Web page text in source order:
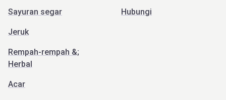
Sayuran segar
Jeruk
Rempah-rempah &;
Herbal
Acar
Hubungi